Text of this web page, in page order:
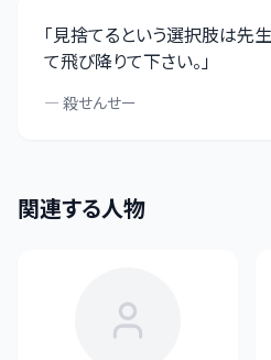
「見捨てるという選択肢は先
て飛び降りて下さい。」
— 殺せんせー
関連する人物